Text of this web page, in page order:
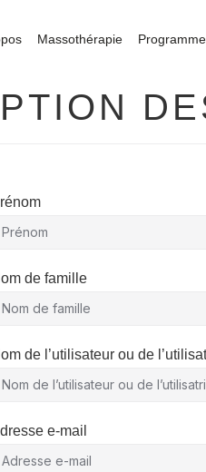
Massothérapie
de famille
de l’utilisateur ou de
e-mail